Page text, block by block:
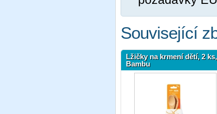
Související
Lžičky na krmení dětí, 2 ks,
Bambu